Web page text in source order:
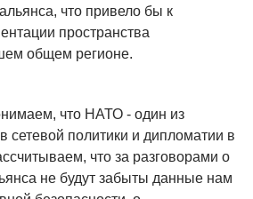
что привело бы к
пространства
общем регионе.
что НАТО - один из
сетевой политики и дипломатии в
что за разговорами о
не будут забыты данные нам